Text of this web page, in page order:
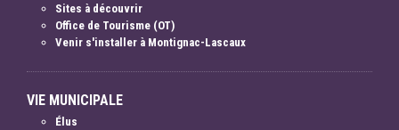
Sites à découvrir
Office de Tourisme (OT)
Venir s'installer à Montignac-Lascaux
VIE MUNICIPALE
Élus